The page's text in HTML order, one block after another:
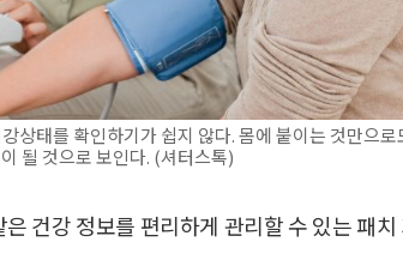
상태를 확인하기가 쉽지 않다. 몸에 붙이는 것만으로
될 것으로 보인다. (셔터스톡)
건강 정보를 편리하게 관리할 수 있는 패